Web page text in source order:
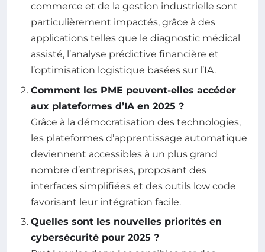
commerce et de la gestion industrielle sont
particulièrement impactés, grâce à des
applications telles que le diagnostic médical
assisté, l’analyse prédictive financière et
l’optimisation logistique basées sur l’IA.
Comment les PME peuvent-elles accéder
aux plateformes d’IA en 2025 ?
Grâce à la démocratisation des technologies,
les plateformes d’apprentissage automatique
deviennent accessibles à un plus grand
nombre d’entreprises, proposant des
interfaces simplifiées et des outils low code
favorisant leur intégration facile.
Quelles sont les nouvelles priorités en
cybersécurité pour 2025 ?